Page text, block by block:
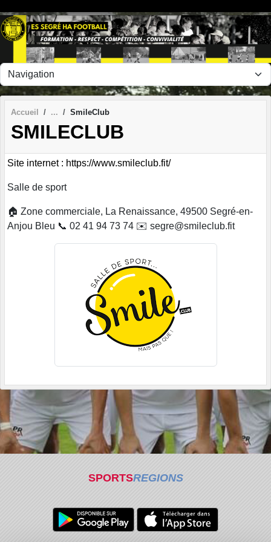
Accueil SmileClub
SMILECLUB
Site internet : https://www.smileclub.fit/
Salle de sport
🏠 Zone commerciale, La Renaissance, 49500 Segré-en-
Anjou Bleu 📞 02 41 94 73 74 ✉️ segre@smileclub.fit
SPORTSREGIONS